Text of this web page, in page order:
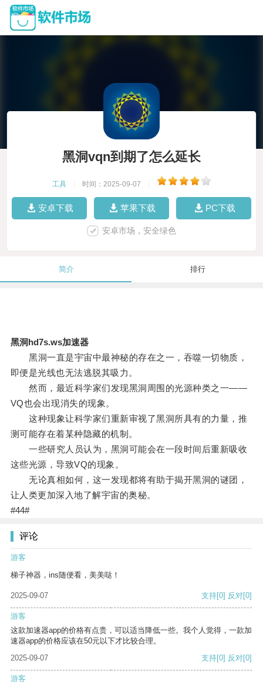
黑洞vqn到期了怎么延长
工具 时间：2025-09-07
安卓下载 苹果下载 PC下载
安卓市场，安全绿色
简介 排行
黑洞hd7s.ws加速器
黑洞一直是宇宙中最神秘的存在之一，吞噬一切物质，
即便是光线也无法逃脱其吸力。
然而，最近科学家们发现黑洞周围的光源种类之一——
VQ也会出现消失的现象。
这种现象让科学家们重新审视了黑洞所具有的力量，推
测可能存在着某种隐藏的机制。
一些研究人员认为，黑洞可能会在一段时间后重新吸收
这些光源，导致VQ的现象。
无论真相如何，这一发现都将有助于揭开黑洞的谜团，
让人类更加深入地了解宇宙的奥秘。
#44#
评论
游客
梯子神器，ins随便看，美美哒！
2025-09-07 支持[0] 反对[0]
游客
这款加速器app的价格有点贵，可以适当降低一些。我个人觉得，一款加
速器app的价格应该在50元以下才比较合理。
2025-09-07
支持[0] 反对[0]
游客